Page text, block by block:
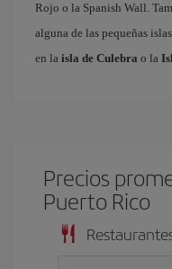
Rojo o la Spanish Wall.
alguna de las pequeñas
en la isla de Culebra o la
Precios
Puerto Rico